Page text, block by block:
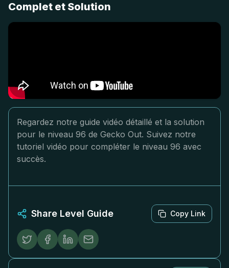
Complet et Solution
Regardez notre guide vidéo détaillé et la solution
pour le niveau 96 de Gecko Out. Suivez notre
tutoriel vidéo pour compléter le niveau 96 avec
succès.
Share Level Guide Copy Link